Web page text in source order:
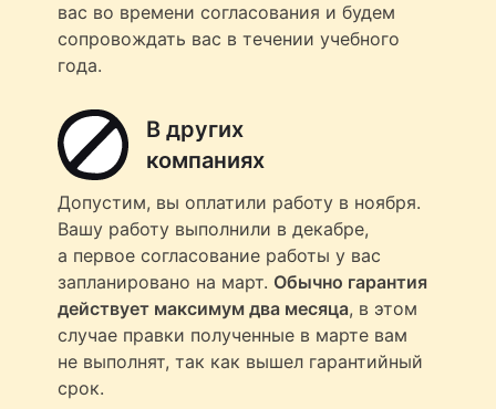
вас во времени согласования и будем
сопровождать вас в течении учебного
года.
В других
компаниях
Допустим, вы оплатили работу в ноября.
Вашу работу выполнили в декабре,
а первое согласование работы у вас
запланировано на март. Обычно гарантия
действует максимум два месяца, в этом
случае правки полученные в марте вам
не выполнят, так как вышел гарантийный
срок.